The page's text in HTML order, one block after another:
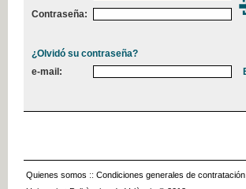
Contraseña:
¿Olvidó su contraseña?
e-mail:
Quienes somos :: Condiciones generales de contratación